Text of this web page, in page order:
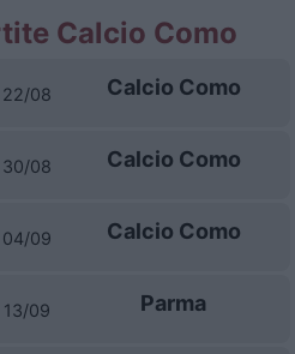
Calcio Como
22/08 Calcio Como
30/08 Calcio Como
04/09 Calcio Como
13/09 Parma